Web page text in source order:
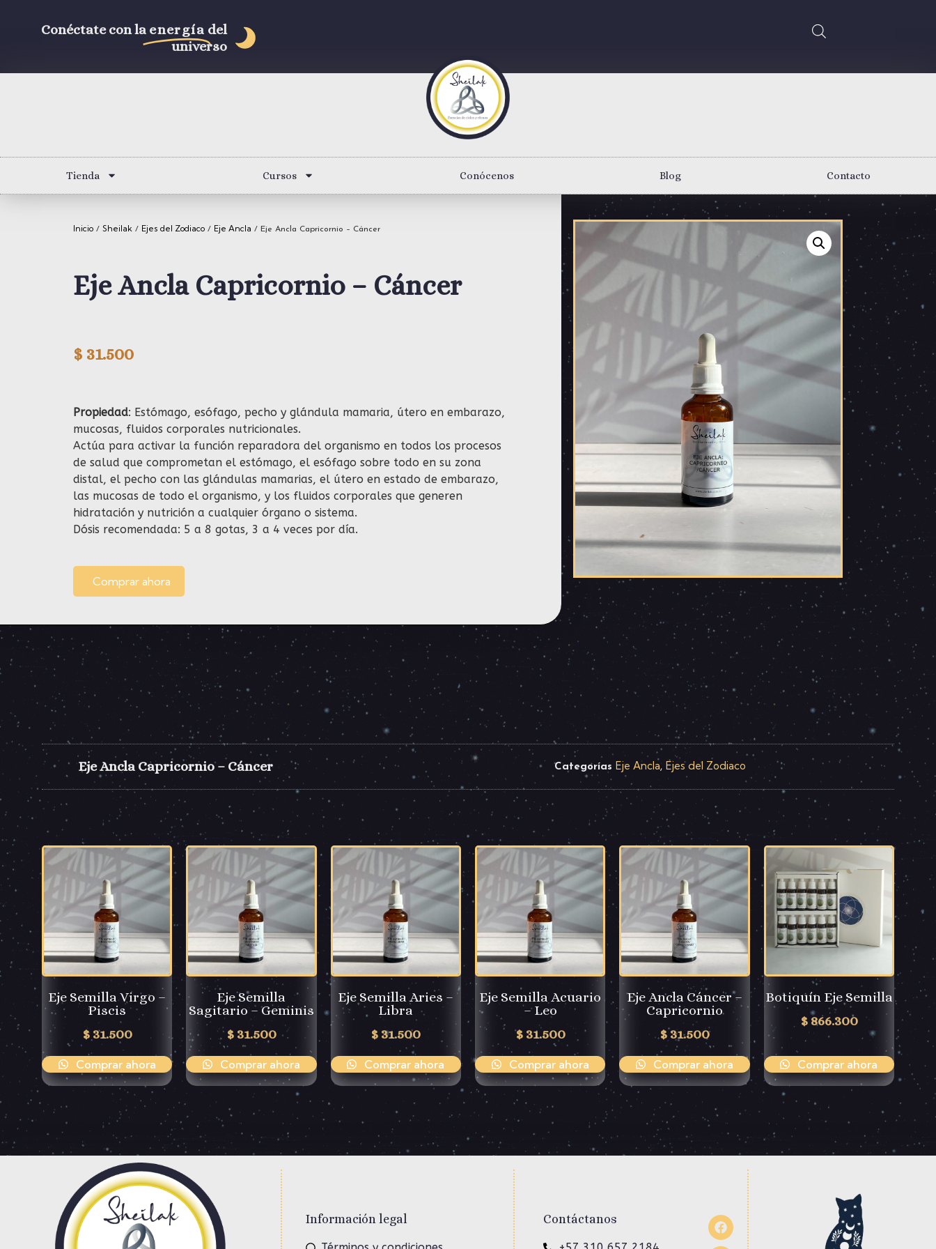
Conéctate con la energía del
universo
Tienda Cursos Conócenos Blog Contacto
Inicio/ Sheilak/ Ejes del Zodiaco/ Eje Ancla / Eje Ancla Capricornio – Cáncer
Eje Ancla Capricornio – Cáncer
$31.500
Propiedad: Estómago, esófago, pecho y glándula mamaria, útero en embarazo,
mucosas, fluidos corporales nutricionales.
Actúa para activar la función reparadora del organismo en todos los procesos
de salud que comprometan el estómago, el esófago sobre todo en su zona
distal, el pecho con las glándulas mamarias, el útero en estado de embarazo,
las mucosas de todo el organismo, y los fluidos corporales que generen
hidratación y nutrición a cualquier órgano o sistema.
Dósis recomendada: 5 a 8 gotas, 3 a 4 veces por día.
Comprar ahora
Eje Ancla Capricornio – Cáncer Categorías Eje Ancla, Ejes del Zodiaco
Eje Semilla Virgo –
Piscis
$31.500
Comprar ahora
Eje Semilla
Sagitario – Geminis
$31.500
Comprar ahora
Eje Semilla Aries –
Libra
$ 31.500
Comprar ahora
Eje Semilla Acuario
– Leo
$31.500
Comprar ahora
Eje Ancla Cáncer –
Capricornio
$31.500
Comprar ahora
Botiquín Eje Semilla
$866.300
Comprar ahora
Información legal Contáctanos